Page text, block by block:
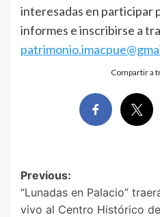
interesadas en participar
informes e inscribirse a
Compartir a
Post
navigation
Previous:
“Lunadas en Palacio”
vivo al Centro Histórico